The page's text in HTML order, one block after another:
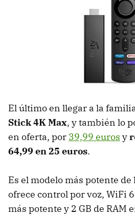
El último en llegar a la
Stick 4K Max, y también lo
en oferta, por 39,99 euros y
64,99 en 25 euros.
Es el modelo más potente
ofrece control por voz, WiFi
más potente y 2 GB de RAM